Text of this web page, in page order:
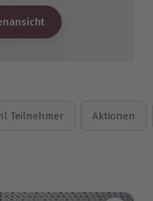
Teilnehmer Aktionen